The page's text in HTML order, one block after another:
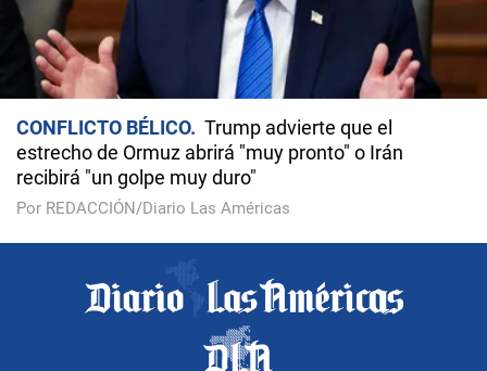
CONFLICTO BÉLICO
Trump advierte que el
estrecho de Ormuz abrirá "muy pronto" o Irán
recibirá "un golpe muy duro"
Por REDACCIÓN/Diario Las Américas